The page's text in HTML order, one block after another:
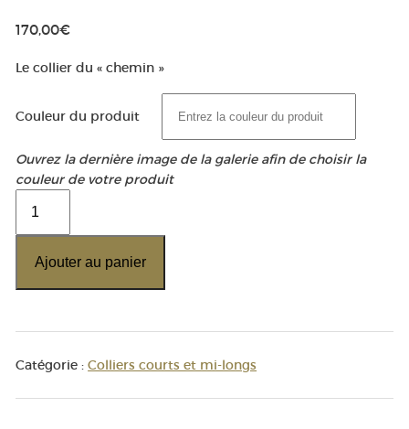
170,00€
Le collier du « chemin »
Couleur du produit
Ouvrez la dernière image de la galerie afin de choisir la
couleur de votre produit
de
Collier
Saint
Jacques
Compostelle
Ajouter au panier
Catégorie :Colliers courts et mi-longs